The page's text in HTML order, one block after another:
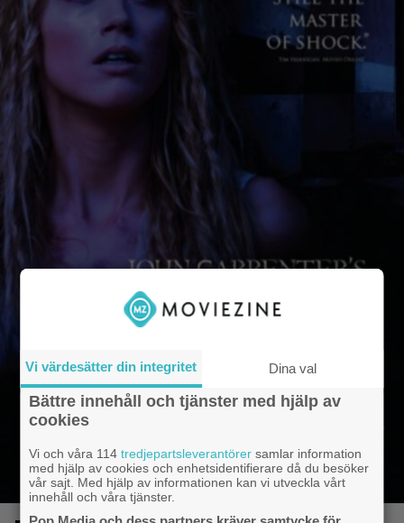
Vi värdesätter din integritet Dina val
Bättre innehåll och tjänster med hjälp av
cookies
Vi och våra 114tredjepartsleverantörer samlar information
med hjälp av cookies och enhetsidentifierare då du besöker
vår sajt. Med hjälp av informationen kan vi utveckla vårt
innehåll och våra tjänster.